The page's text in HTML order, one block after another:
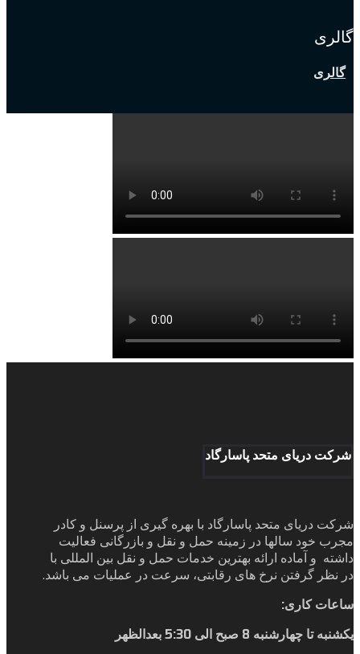
گالری
گالری
شرکت دریای متحد پاسارگاد
شرکت دریای متحد پاسارگاد با بهره گیری از پرسنل و کادر
مجرب خود سالها در زمینه حمل و نقل و بازرگانی فعالیت
داشته و آماده ارائه بهترین خدمات حمل و نقل بین المللی با
در نظر گرفتن نرخ های رقابتی، سرعت در عملیات می باشد.
ساعات کاری:
یکشنبه تا چهارشنبه 8 صبح الی 5:30 بعدالظهر